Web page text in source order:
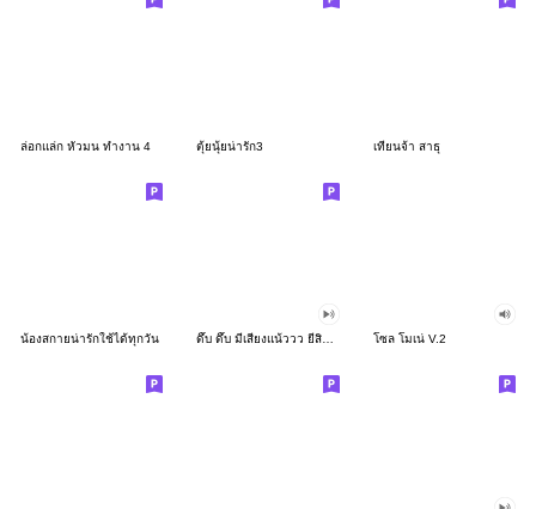
ล่อกแล่ก หัวมน ทำงาน 4 ตุ้ยนุ้ยน่ารัก3 เทียนจ้า สาธุ
น้องสกายน่ารักใช้ได้ทุกวัน ดึ๊บ ดึ๊บ มีเสียงแน้ววว ยี่สิบสอง โซล โมเน่ V.2